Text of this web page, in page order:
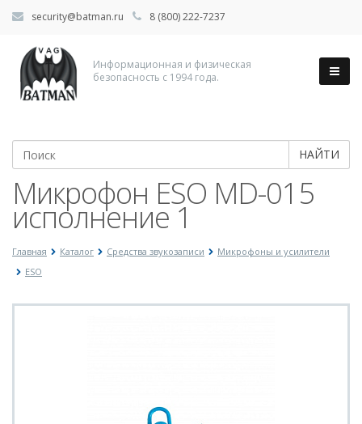
security@batman.ru 8 (800) 222-7237
Информационная и физическая
безопасность с 1994 года.
НАЙТИ
Микрофон ESO MD-015
исполнение 1
Главная Каталог Средства звукозаписи
Микрофоны и усилители
ESO